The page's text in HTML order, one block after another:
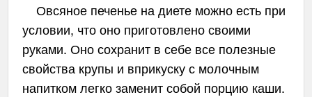
Овсяное печенье на диете можно есть при
условии, что оно приготовлено своими
руками. Оно сохранит в себе все полезные
свойства крупы и вприкуску с молочным
напитком легко заменит собой порцию каши.